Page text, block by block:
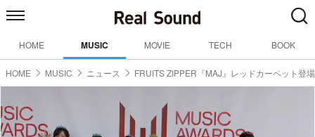
HOME MUSIC MOVIE TECH BOOK
HOME MUSIC ニュース FRUITS ZIPPER『MAJ』レッドカーペット登場